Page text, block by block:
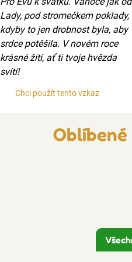
Lady, pod stromečkem poklady,
kdyby to jen drobnost byla, aby
srdce potěšila. V novém roce
krásné žití, ať ti tvoje hvězda
svítí!
Chci použít tento vzkaz